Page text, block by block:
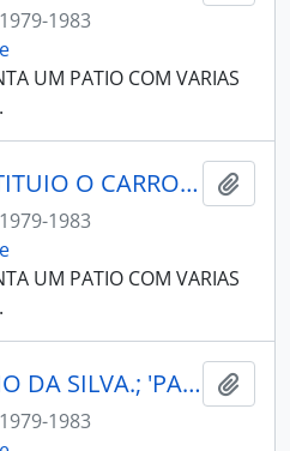
1979-1983
UM PATIO COM VARIAS
" A MOTO JÁ SUBSTITUIO O CARRO. COMPENSA?" ( POR CARLOS HENRIQUE GOBBI); MOTO VITÓRIA = AV. MARECHAL CAMPOS; ECONOMIA P. 56.ES.
1979-1983
UM PATIO COM VARIAS
" AUGUSTO COELHO DA SILVA.; 'PANCAS: GARIMPEIROS ESPERAM PELA SORTE' ( POR GRACIANO DANTAS).; P. 28 GARIMPO."
1979-1983